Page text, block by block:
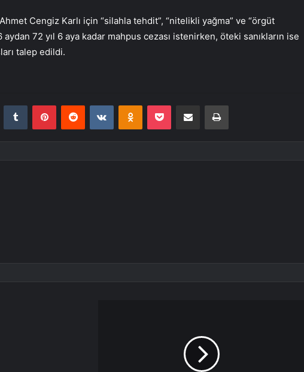
Cengiz Karlı için “silahla tehdit”, “nitelikli yağma” ve “örgüt
72 yıl 6 aya kadar mahpus cezası istenirken, öteki sanıkların ise
talep edildi.
Tumblr PinterestReddit VKontakteOdnoklassniki
Pocket E-Posta ile paylaş Yazdır